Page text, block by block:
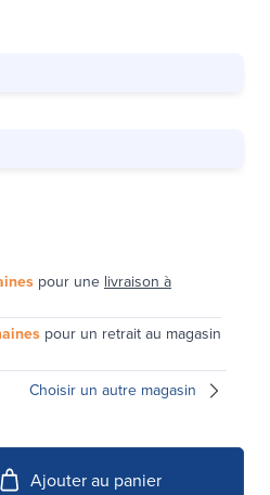
pour une livraison à
pour un retrait au magasin
Choisir un autre magasin
Ajouter au panier